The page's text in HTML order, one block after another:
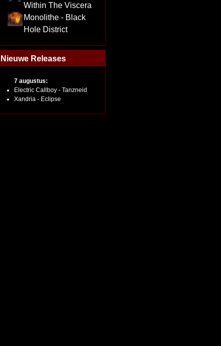
Within The Viscera
Monolithe - Black
Hole District
Nieuwe Releases
7 augustus:
Electric Callboy - Tanzneid
Xandria - Eclipse